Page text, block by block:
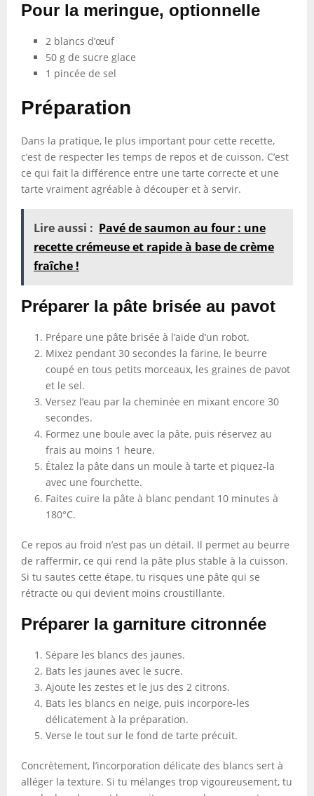
Pour la meringue, optionnelle
2 blancs d’œuf
50 g de sucre glace
1 pincée de sel
Préparation
Dans la pratique, le plus important pour cette recette,
c’est de respecter les temps de repos et de cuisson. C’est
ce qui fait la différence entre une tarte correcte et une
tarte vraiment agréable à découper et à servir.
Lire aussi : Pavé de saumon au four : une
recette crémeuse et rapide à base de crème
fraîche !
Préparer la pâte brisée au pavot
Prépare une pâte brisée à l’aide d’un robot.
Mixez pendant 30 secondes la farine, le beurre
coupé en tous petits morceaux, les graines de pavot
et le sel.
Versez l’eau par la cheminée en mixant encore 30
secondes.
Formez une boule avec la pâte, puis réservez au
frais au moins 1 heure.
Étalez la pâte dans un moule à tarte et piquez-la
avec une fourchette.
Faites cuire la pâte à blanc pendant 10 minutes à
180°C.
Ce repos au froid n’est pas un détail. Il permet au beurre
de raffermir, ce qui rend la pâte plus stable à la cuisson.
Si tu sautes cette étape, tu risques une pâte qui se
rétracte ou qui devient moins croustillante.
Préparer la garniture citronnée
Sépare les blancs des jaunes.
Bats les jaunes avec le sucre.
Ajoute les zestes et le jus des 2 citrons.
Bats les blancs en neige, puis incorpore-les
délicatement à la préparation.
Verse le tout sur le fond de tarte précuit.
Concrètement, l’incorporation délicate des blancs sert à
alléger la texture. Si tu mélanges trop vigoureusement, tu